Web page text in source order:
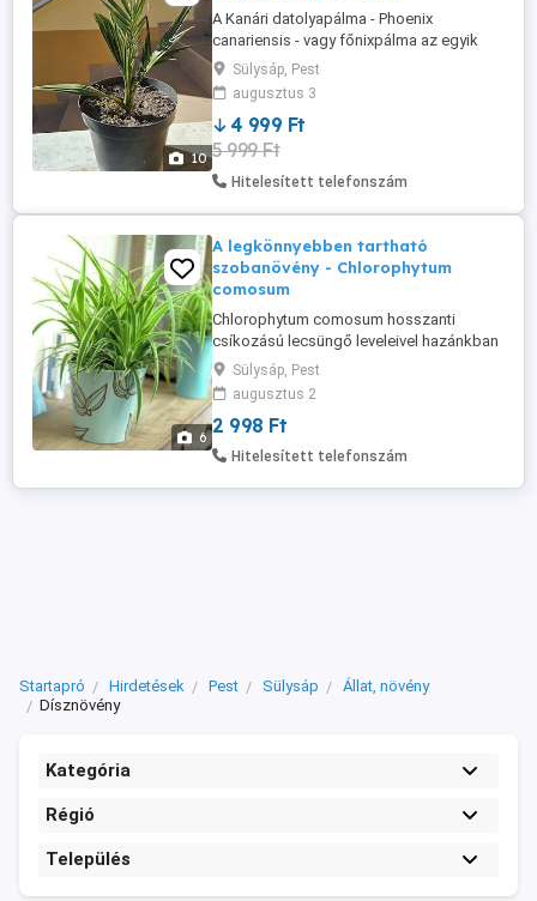
10
A Kanári datolyapálma - Phoenix
canariensis - vagy főnixpálma az egyik
legmutatósabb pálmafaj, a Kanári
szigetekről származó növény. Ez az
elegáns, lassú növekedésű örökzöld
pálma, különleges megjelenését kb. 1
méteres, karcsú, zöld szárról lehajló
kemény, szúrós leveleinek köszönheti. A
datolyapálma ...
Sülysáp, Pest
augusztus 3
4 999 Ft
5 999 Ft
Hitelesített telefonszám
6
A legkönnyebben tartható
szobanövény - Chlorophytum
comosum
Chlorophytum comosum hosszanti
csíkozású lecsüngő leveleivel hazánkban
rendkívül népszerű szobanövény, könnyű
tartása miatt. A liliomfélék családjába
tartozó, Dél-Afrikából származó remek
növény csökkenti a levegőben található
mérgező anyagok mennyiségét. Nem
formaldehid ...
Sülysáp, Pest
augusztus 2
2 998 Ft
Hitelesített telefonszám
Startapró Hirdetések Pest Sülysáp
Állat, növény
Dísznövény
Kategória
Régió
Település